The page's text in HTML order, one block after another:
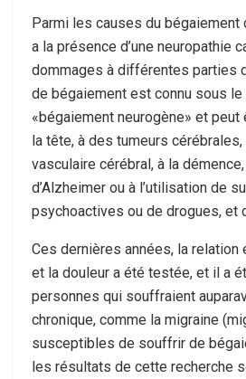
Parmi les causes du
a la présence d’une neuropathie
dommages à différentes parties
de bégaiement est connu sous le
«bégaiement neurogène» et peut
la tête, à des tumeurs
vasculaire cérébral, à la
d’Alzheimer ou à l’utilisation de
psychoactives ou de drogues, et
Ces dernières années, la relation
et la douleur a été testée, et il a
personnes qui souffraient
chronique, comme la migraine
susceptibles de souffrir de
les résultats de cette recherche